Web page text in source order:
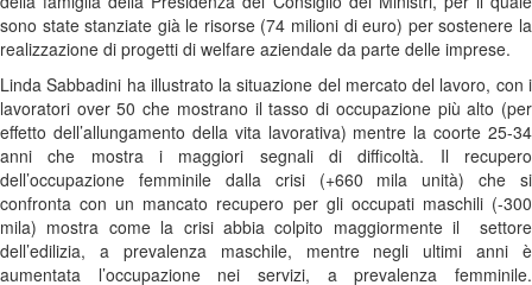
sono state stanziate già le risorse (74 milioni di euro) per sostenere la
realizzazione di progetti di welfare aziendale da parte delle imprese.
Linda Sabbadini ha illustrato la situazione del mercato del lavoro, con i
lavoratori over 50 che mostrano il tasso di occupazione più alto (per
effetto dell’allungamento della vita lavorativa) mentre la coorte 25-34
anni che mostra i maggiori segnali di difficoltà. Il recupero
dell’occupazione femminile dalla crisi (+660 mila unità) che si
confronta con un mancato recupero per gli occupati maschili (-300
mila) mostra come la crisi abbia colpito maggiormente il settore
dell’edilizia, a prevalenza maschile, mentre negli ultimi anni è
aumentata l’occupazione nei servizi, a prevalenza femminile.